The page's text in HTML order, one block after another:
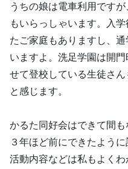
うちの娘は電車利用です
もいらっしゃいます。入
たご家庭もありますし、
いますよ。洗足学園は開
せて登校している生徒さ
と感じます。
かるた同好会はできて間
３年ほど前にできたよう
活動内容などは私もよくわ